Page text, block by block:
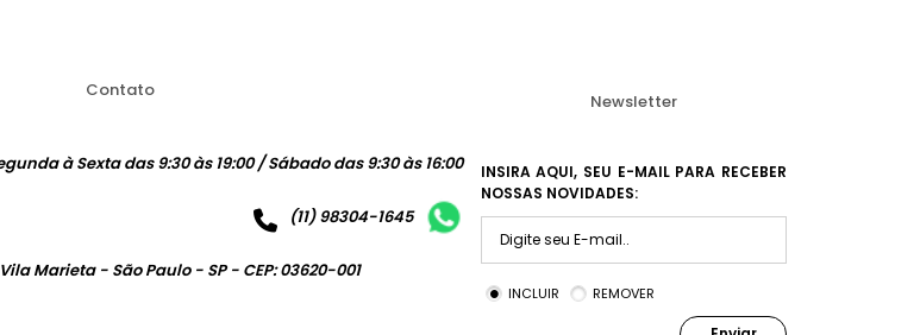
Contato
à Sexta das 9:30 às 19:00 / Sábado das 9:30 às 16:00
(11) 98304-1645
Marieta - São Paulo - SP - CEP: 03620-001
Newsletter
INSIRA AQUI, SEU E-MAIL PARA RECEBER
NOSSAS NOVIDADES:
INCLUIR REMOVER